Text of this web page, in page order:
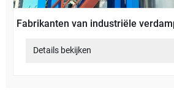
Fabrikanten van industriële
Details bekijken